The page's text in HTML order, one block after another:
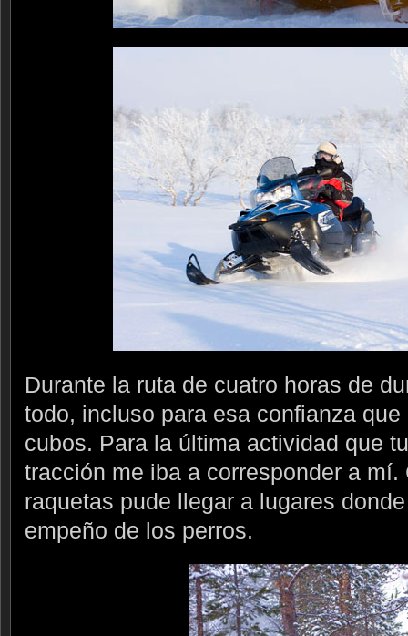
Durante la ruta de cuatro horas de
todo, incluso para esa confianza
cubos. Para la última actividad que
tracción me iba a corresponder a
raquetas pude llegar a lugares
empeño de los perros.